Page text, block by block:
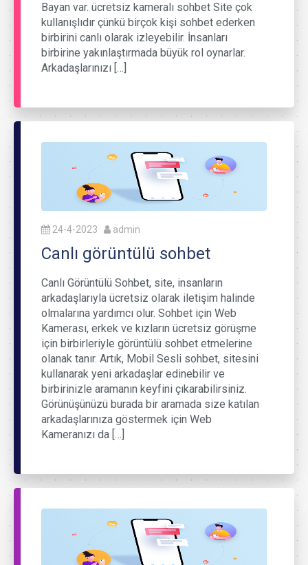
Bayan var. ücretsiz kameralı sohbet Site çok
kullanışlıdır çünkü birçok kişi sohbet ederken
birbirini canlı olarak izleyebilir. İnsanları
birbirine yakınlaştırmada büyük rol oynarlar.
Arkadaşlarınızı […]
24-4-2023 admin
Canlı görüntülü sohbet
Canlı Görüntülü Sohbet, site, insanların
arkadaşlarıyla ücretsiz olarak iletişim halinde
olmalarına yardımcı olur. Sohbet için Web
Kamerası, erkek ve kızların ücretsiz görüşme
için birbirleriyle görüntülü sohbet etmelerine
olanak tanır. Artık, Mobil Sesli sohbet, sitesini
kullanarak yeni arkadaşlar edinebilir ve
birbirinizle aramanın keyfini çıkarabilirsiniz.
Görünüşünüzü burada bir aramada size katılan
arkadaşlarınıza göstermek için Web
Kameranızı da […]